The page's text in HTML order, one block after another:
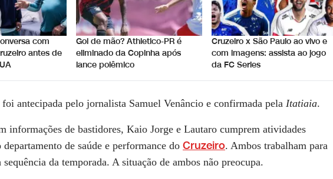
com
antes de
Gol de mão? Athletico-PR é
eliminado da Copinha após
lance polêmico
Cruzeiro x São Paulo ao vivo e
com imagens: assista ao jogo
da FC Series
antecipada pelo jornalista Samuel Venâncio e confirmada pela Itatiaia.
informações de bastidores, Kaio Jorge e Lautaro cumprem atividades
departamento de saúde e performance do Cruzeiro. Ambos trabalham para
da temporada. A situação de ambos não preocupa.